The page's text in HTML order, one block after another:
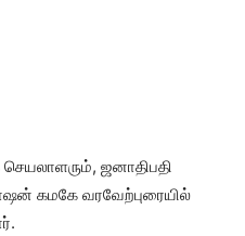
ஜனாதிபதி
கமகே வரவேற்புரையில்